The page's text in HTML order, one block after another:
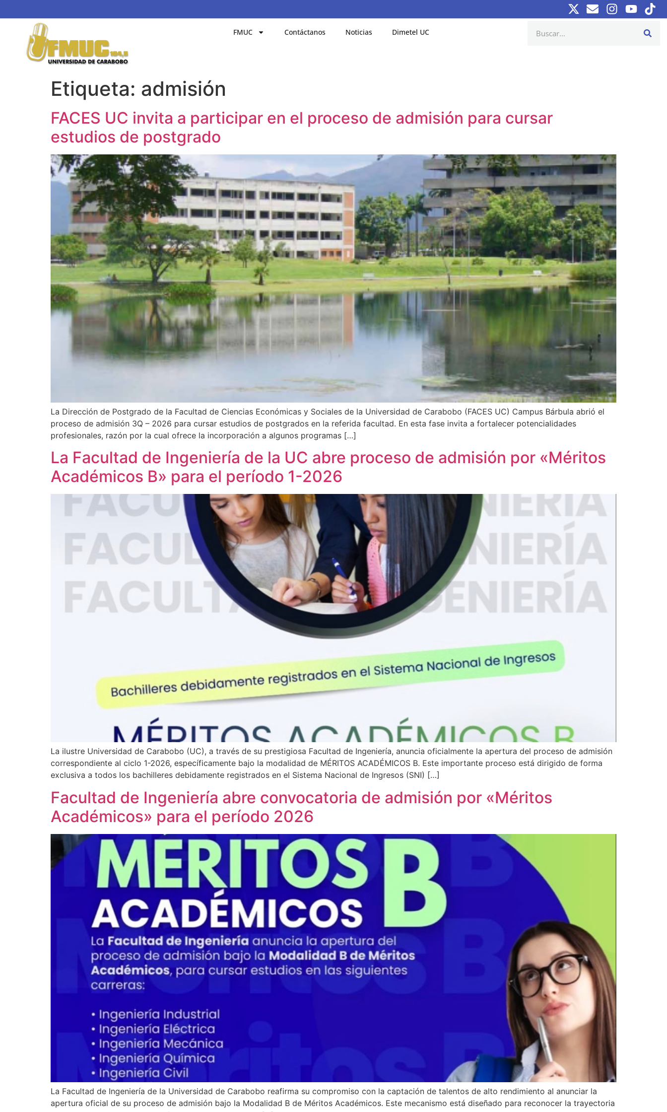
FMUC Contáctanos Noticias Dimetel UC
Etiqueta: admisión
FACES UC invita a participar en el proceso de admisión para cursar
estudios de postgrado
La Dirección de Postgrado de la Facultad de Ciencias Económicas y Sociales de la Universidad de Carabobo (FACES UC) Campus Bárbula abrió el
proceso de admisión 3Q – 2026 para cursar estudios de postgrados en la referida facultad. En esta fase invita a fortalecer potencialidades
profesionales, razón por la cual ofrece la incorporación a algunos programas […]
La Facultad de Ingeniería de la UC abre proceso de admisión por «Méritos
Académicos B» para el período 1-2026
La ilustre Universidad de Carabobo (UC), a través de su prestigiosa Facultad de Ingeniería, anuncia oficialmente la apertura del proceso de admisión
correspondiente al ciclo 1-2026, específicamente bajo la modalidad de MÉRITOS ACADÉMICOS B. Este importante proceso está dirigido de forma
exclusiva a todos los bachilleres debidamente registrados en el Sistema Nacional de Ingresos (SNI) […]
Facultad de Ingeniería abre convocatoria de admisión por «Méritos
Académicos» para el período 2026
La Facultad de Ingeniería de la Universidad de Carabobo reafirma su compromiso con la captación de talentos de alto rendimiento al anunciar la
apertura oficial de su proceso de admisión bajo la Modalidad B de Méritos Académicos. Este mecanismo está diseñado para reconocer la trayectoria